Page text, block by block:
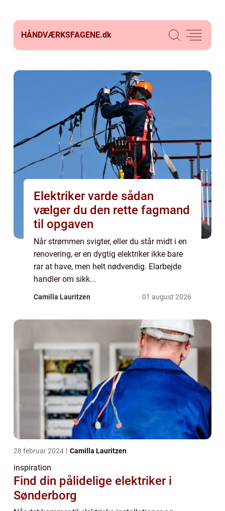
HÅNDVÆRKSFAGENE.dk
Elektriker varde sådan
vælger du den rette fagmand
til opgaven
Når strømmen svigter, eller du står midt i en
renovering, er en dygtig elektriker ikke bare
rar at have, men helt nødvendig. Elarbejde
handler om sikk...
Camilla Lauritzen 01 august 2026
28 februar 2024 Camilla Lauritzen
inspiration
Find din pålidelige elektriker i
Sønderborg